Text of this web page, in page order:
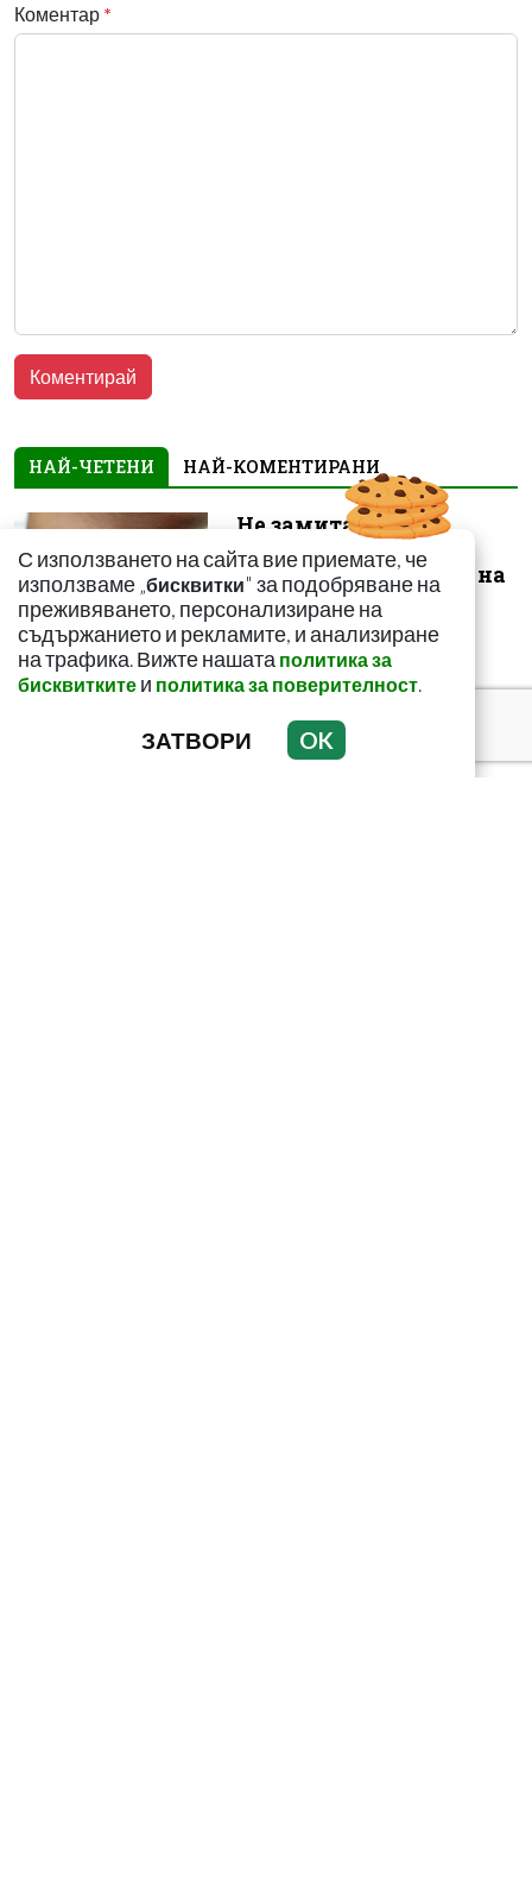
Коментар *
НАЙ-ЧЕТЕНИ НАЙ-КОМЕНТИРАНИ
Не замитайте тези
симптоми: Може да
сигнализират за рак на
щитовидната...
Тъмни петна по
тялото? Може да
С използването на сайта вие приемате, че
използваме „бисквитки" за подобряване на
преживяването, персонализиране на
съдържанието и рекламите, и анализиране
на трафика. Вижте нашата политика за
бисквитките и политика за поверителност.
ЗАТВОРИ OK